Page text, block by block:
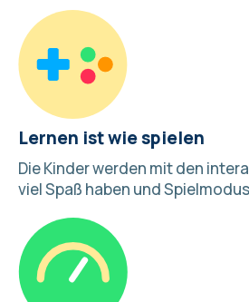
Lernen ist wie spielen
Die Kinder werden mit den
viel Spaß haben undSpielmodus